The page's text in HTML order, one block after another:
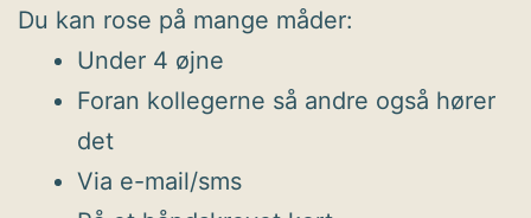
Du kan rose på mange måder:
Under 4 øjne
Foran kollegerne så andre også hører
det
Via e-mail/sms